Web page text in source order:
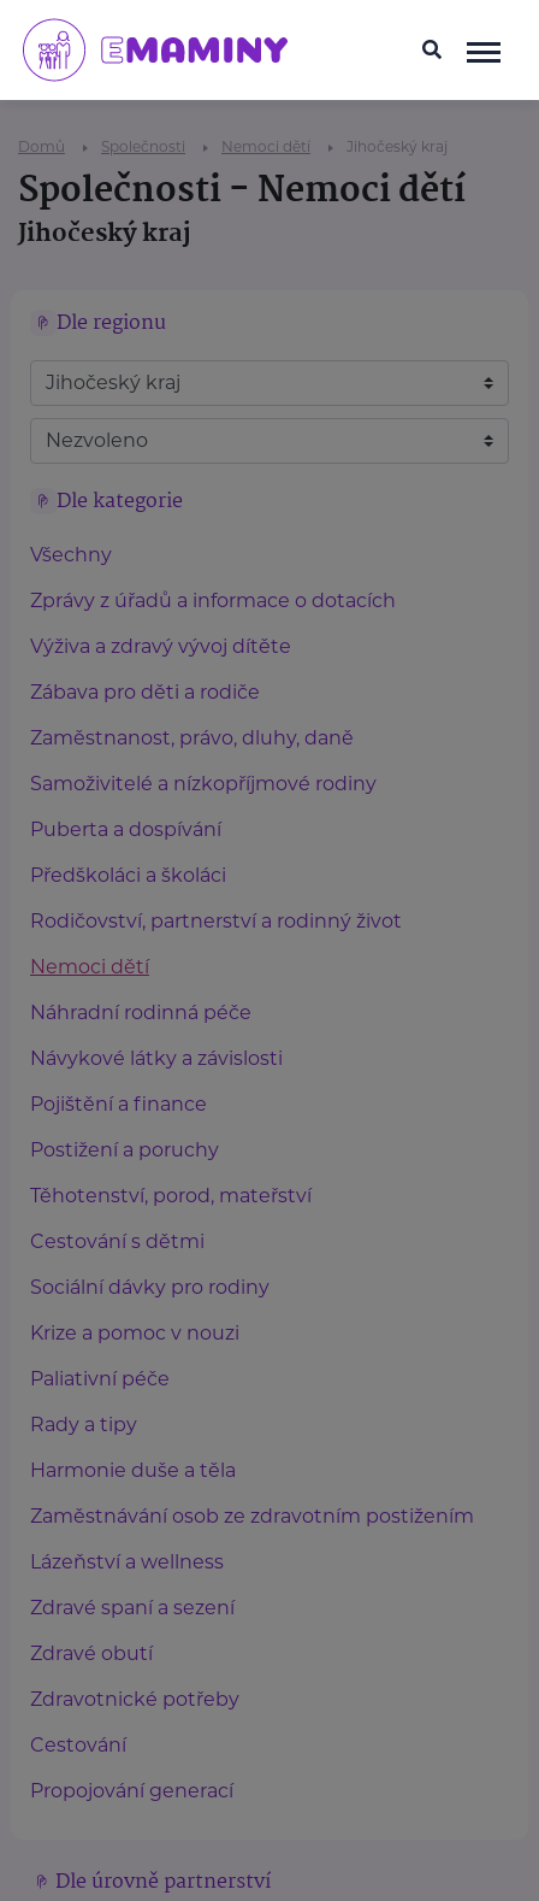
Domů Společnosti Nemoci dětí Jihočeský kraj
Společnosti - Nemoci dětí
Jihočeský kraj
Dle regionu
Dle kategorie
Všechny
Zprávy z úřadů a informace o dotacích
Výživa a zdravý vývoj dítěte
Zábava pro děti a rodiče
Zaměstnanost, právo, dluhy, daně
Samoživitelé a nízkopříjmové rodiny
Puberta a dospívání
Předškoláci a školáci
Rodičovství, partnerství a rodinný život
Nemoci dětí
Náhradní rodinná péče
Návykové látky a závislosti
Pojištění a finance
Postižení a poruchy
Těhotenství, porod, mateřství
Cestování s dětmi
Sociální dávky pro rodiny
Krize a pomoc v nouzi
Paliativní péče
Rady a tipy
Harmonie duše a těla
Zaměstnávání osob ze zdravotním postižením
Lázeňství a wellness
Zdravé spaní a sezení
Zdravé obutí
Zdravotnické potřeby
Cestování
Propojování generací
Dle úrovně partnerství